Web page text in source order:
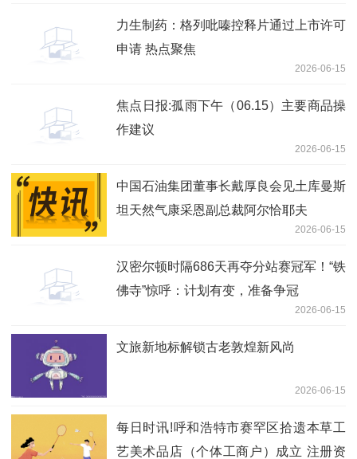
力生制药：格列吡嗪控释片通过上市许可
申请 热点聚焦
2026-06-15
焦点日报:孤雨下午（06.15）主要商品操
作建议
2026-06-15
中国石油集团董事长戴厚良会见土库曼斯
坦天然气康采恩副总裁阿尔恰耶夫
2026-06-15
汉密尔顿时隔686天再夺分站赛冠军！“铁
佛寺”惊呼：计划有变，准备争冠
2026-06-15
文旅新地标解锁古老敦煌新风尚
2026-06-15
每日时讯!呼和浩特市赛罕区拾遗本草工
艺美术品店（个体工商户）成立 注册资